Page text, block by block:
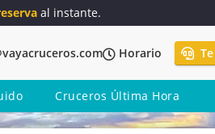
al instante.
Horario
Cruceros Última Hora